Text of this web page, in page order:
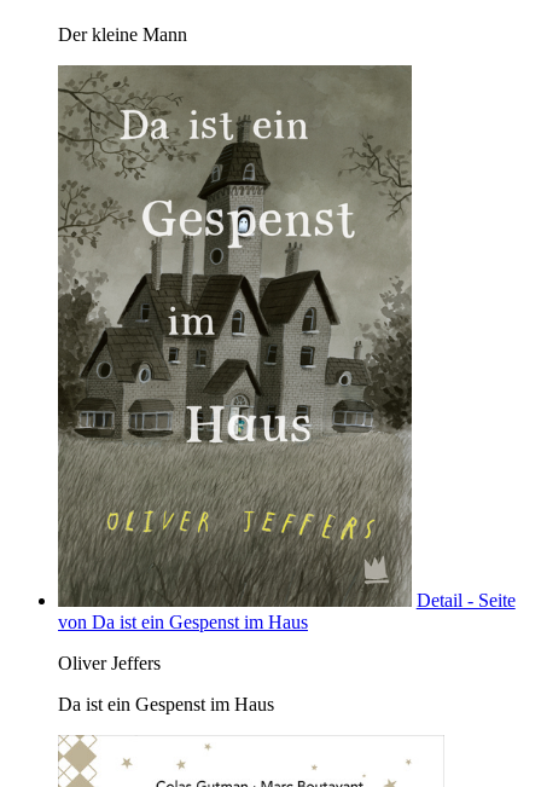
Der kleine Mann
Detail - Seite
von Da ist ein Gespenst im Haus
Oliver Jeffers
Da ist ein Gespenst im Haus